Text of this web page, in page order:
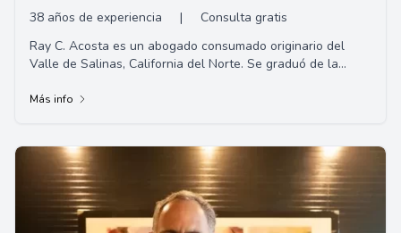
38 años de experiencia |
Consulta gratis
Ray C. Acosta es un abogado consumado originario del
Valle de Salinas, California del Norte. Se graduó de la
Más info